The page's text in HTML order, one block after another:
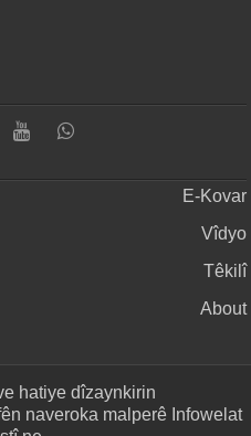
E-Kovar
Vîdyo
Têkilî
About
hatiye dîzaynkirin
naveroka malperê Infowelat